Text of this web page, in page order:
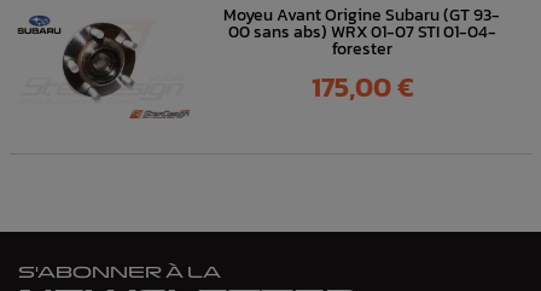
Moyeu Avant Origine Subaru (GT 93-
00 sans abs) WRX 01-07 STI 01-04-
forester
Prix
175,00 €
S'ABONNER À LA